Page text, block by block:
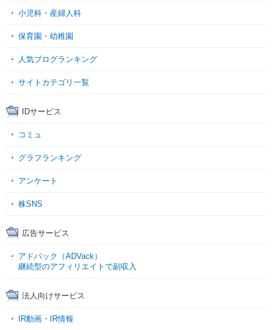
小児科・産婦人科
保育園・幼稚園
人気ブログランキング
サイトカテゴリ一覧
IDサービス
コミュ
グラフランキング
アンケート
株SNS
広告サービス
アドバック（ADVack）
継続型のアフィリエイトで副収入
法人向けサービス
IR動画・IR情報